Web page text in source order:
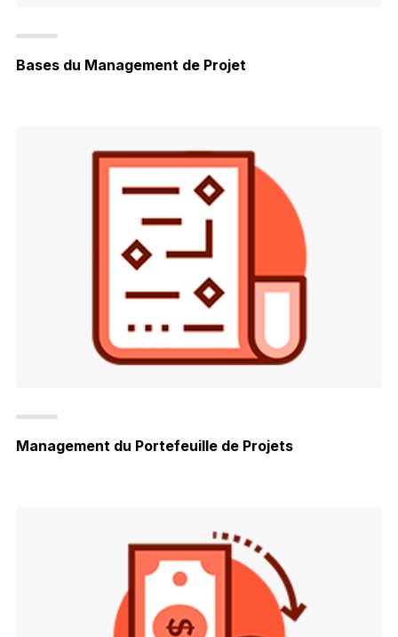
Bases du Management de Projet
Management du Portefeuille de Projets